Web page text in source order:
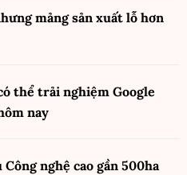
mảng sản xuất lỗ hơn
thể trải nghiệm Google
nay
nghệ cao gần 500ha